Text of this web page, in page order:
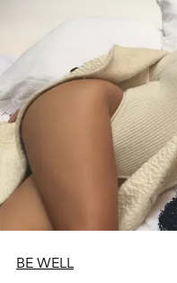
BE WELL